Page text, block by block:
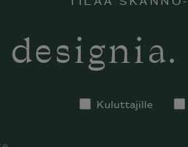
Kuluttajille
tilata
kotiisi?